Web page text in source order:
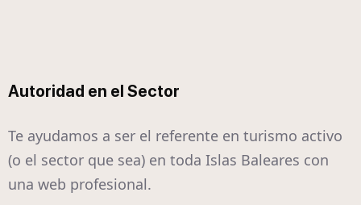
Autoridad en el Sector
Te ayudamos a ser el referente en turismo activo
(o el sector que sea) en toda Islas Baleares con
una web profesional.